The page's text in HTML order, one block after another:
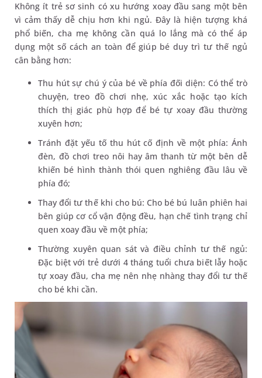
Không ít trẻ sơ sinh có xu hướng xoay đầu sang một bên
vì cảm thấy dễ chịu hơn khi ngủ. Đây là hiện tượng khá
phổ biến, cha mẹ không cần quá lo lắng mà có thể áp
dụng một số cách an toàn để giúp bé duy trì tư thế ngủ
cân bằng hơn:
Thu hút sự chú ý của bé về phía đối diện: Có thể trò
chuyện, treo đồ chơi nhẹ, xúc xắc hoặc tạo kích
thích thị giác phù hợp để bé tự xoay đầu thường
xuyên hơn;
Tránh đặt yếu tố thu hút cố định về một phía: Ánh
đèn, đồ chơi treo nôi hay âm thanh từ một bên dễ
khiến bé hình thành thói quen nghiêng đầu lâu về
phía đó;
Thay đổi tư thế khi cho bú: Cho bé bú luân phiên hai
bên giúp cơ cổ vận động đều, hạn chế tình trạng chỉ
quen xoay đầu về một phía;
Thường xuyên quan sát và điều chỉnh tư thế ngủ:
Đặc biệt với trẻ dưới 4 tháng tuổi chưa biết lẫy hoặc
tự xoay đầu, cha mẹ nên nhẹ nhàng thay đổi tư thế
cho bé khi cần.